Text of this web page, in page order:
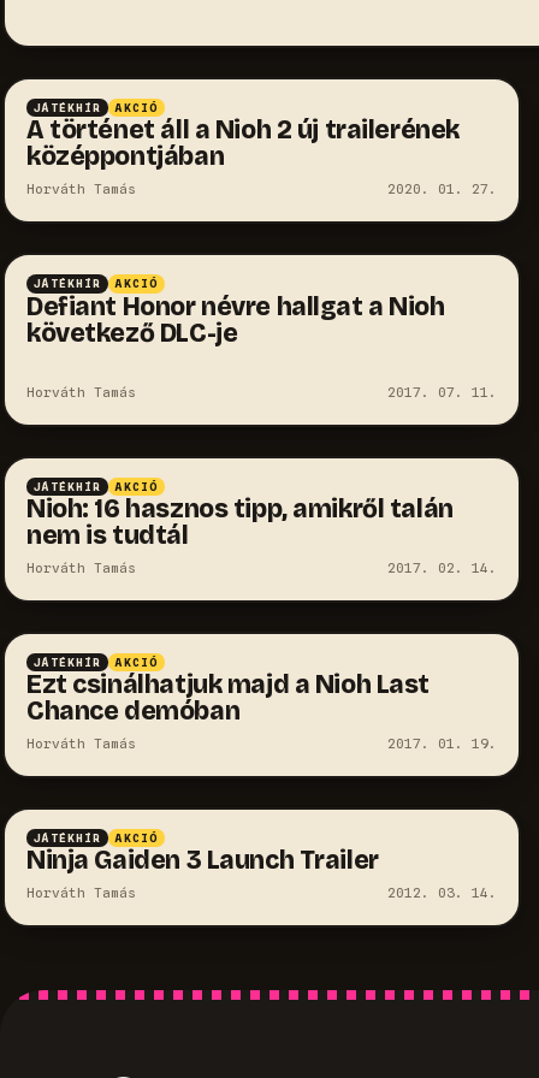
JÁTÉKHÍR AKCIÓ
A történet áll a Nioh 2 új trailerének
középpontjában
Horváth Tamás 2020. 01. 27.
JÁTÉKHÍR AKCIÓ
Defiant Honor névre hallgat a Nioh
következő DLC-je
Horváth Tamás 2017. 07. 11.
JÁTÉKHÍR AKCIÓ
Nioh: 16 hasznos tipp, amikről talán
nem is tudtál
Horváth Tamás 2017. 02. 14.
JÁTÉKHÍR AKCIÓ
Ezt csinálhatjuk majd a Nioh Last
Chance demóban
Horváth Tamás 2017. 01. 19.
JÁTÉKHÍR AKCIÓ
Ninja Gaiden 3 Launch Trailer
Horváth Tamás 2012. 03. 14.